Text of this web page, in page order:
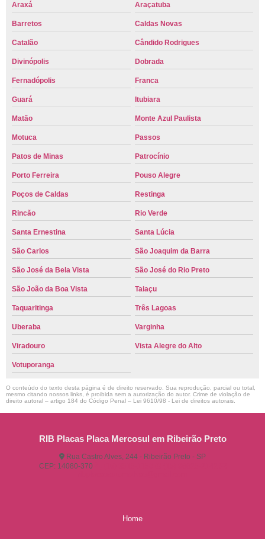
Araxá Araçatuba
Barretos Caldas Novas
Catalão Cândido Rodrigues
Divinópolis Dobrada
Fernadópolis Franca
Guará Itubiara
Matão Monte Azul Paulista
Motuca Passos
Patos de Minas Patrocínio
Porto Ferreira Pouso Alegre
Poços de Caldas Restinga
Rincão Rio Verde
Santa Ernestina Santa Lúcia
São Carlos São Joaquim da Barra
São José da Bela Vista São José do Rio Preto
São João da Boa Vista Taiaçu
Taquaritinga Três Lagoas
Uberaba Varginha
Viradouro Vista Alegre do Alto
Votuporanga
O conteúdo do texto desta página é de direito reservado. Sua reprodução, parcial ou total,
mesmo citando nossos links, é proibida sem a autorização do autor. Crime de violação de
direito autoral – artigo 184 do Código Penal – Lei 9610/98 - Lei de direitos autorais
RIB Placas Placa Mercosul em Ribeirão Preto
Rua Castro Alves, 244 - Ribeirão Preto - SP
CEP: 14080-370
Home